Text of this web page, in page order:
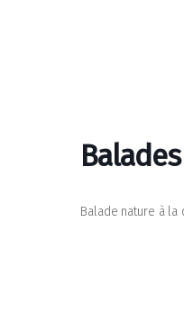
Balade nature à